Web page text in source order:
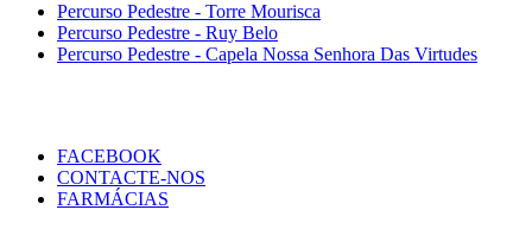
Percurso Pedestre - Torre Mourisca
Percurso Pedestre - Ruy Belo
Percurso Pedestre - Capela Nossa Senhora Das Virtudes
FACEBOOK
CONTACTE-NOS
FARMÁCIAS